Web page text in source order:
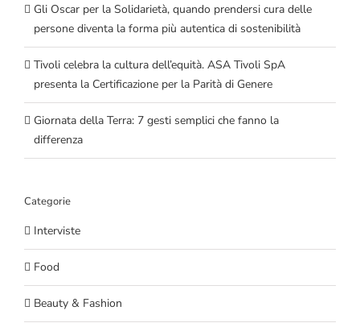
Gli Oscar per la Solidarietà, quando prendersi cura delle
persone diventa la forma più autentica di sostenibilità
Tivoli celebra la cultura dell’equità. ASA Tivoli SpA
presenta la Certificazione per la Parità di Genere
Giornata della Terra: 7 gesti semplici che fanno la
differenza
Categorie
Interviste
Food
Beauty & Fashion